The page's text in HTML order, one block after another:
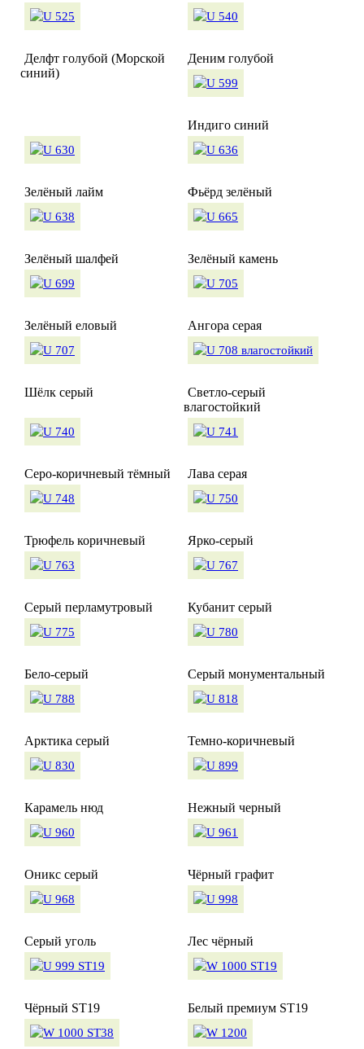
Делфт голубой (Морской
синий)
Деним голубой
Индиго синий
Зелёный лайм Фьёрд зелёный
Зелёный шалфей Зелёный камень
Зелёный еловый Ангора серая
Шёлк серый
Светло-серый
влагостойкий
Серо-коричневый тёмный Лава серая
Трюфель коричневый Ярко-серый
Серый перламутровый Кубанит серый
Бело-серый Серый монументальный
Арктика серый Темно-коричневый
Карамель нюд Нежный черный
Оникс серый Чёрный графит
Серый уголь Лес чёрный
Чёрный ST19 Белый премиум ST19